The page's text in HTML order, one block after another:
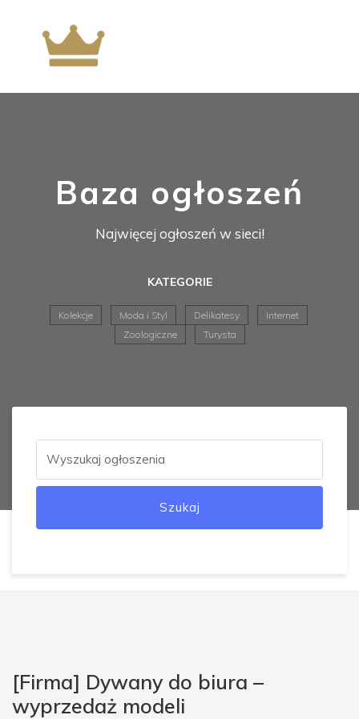
Baza ogłoszeń
Najwięcej ogłoszeń w sieci!
KATEGORIE
Kolekcje Moda i Styl Delikatesy
Internet
Zoologiczne
Turysta
Szukaj
[Firma] Dywany do biura –
wyprzedaż modeli